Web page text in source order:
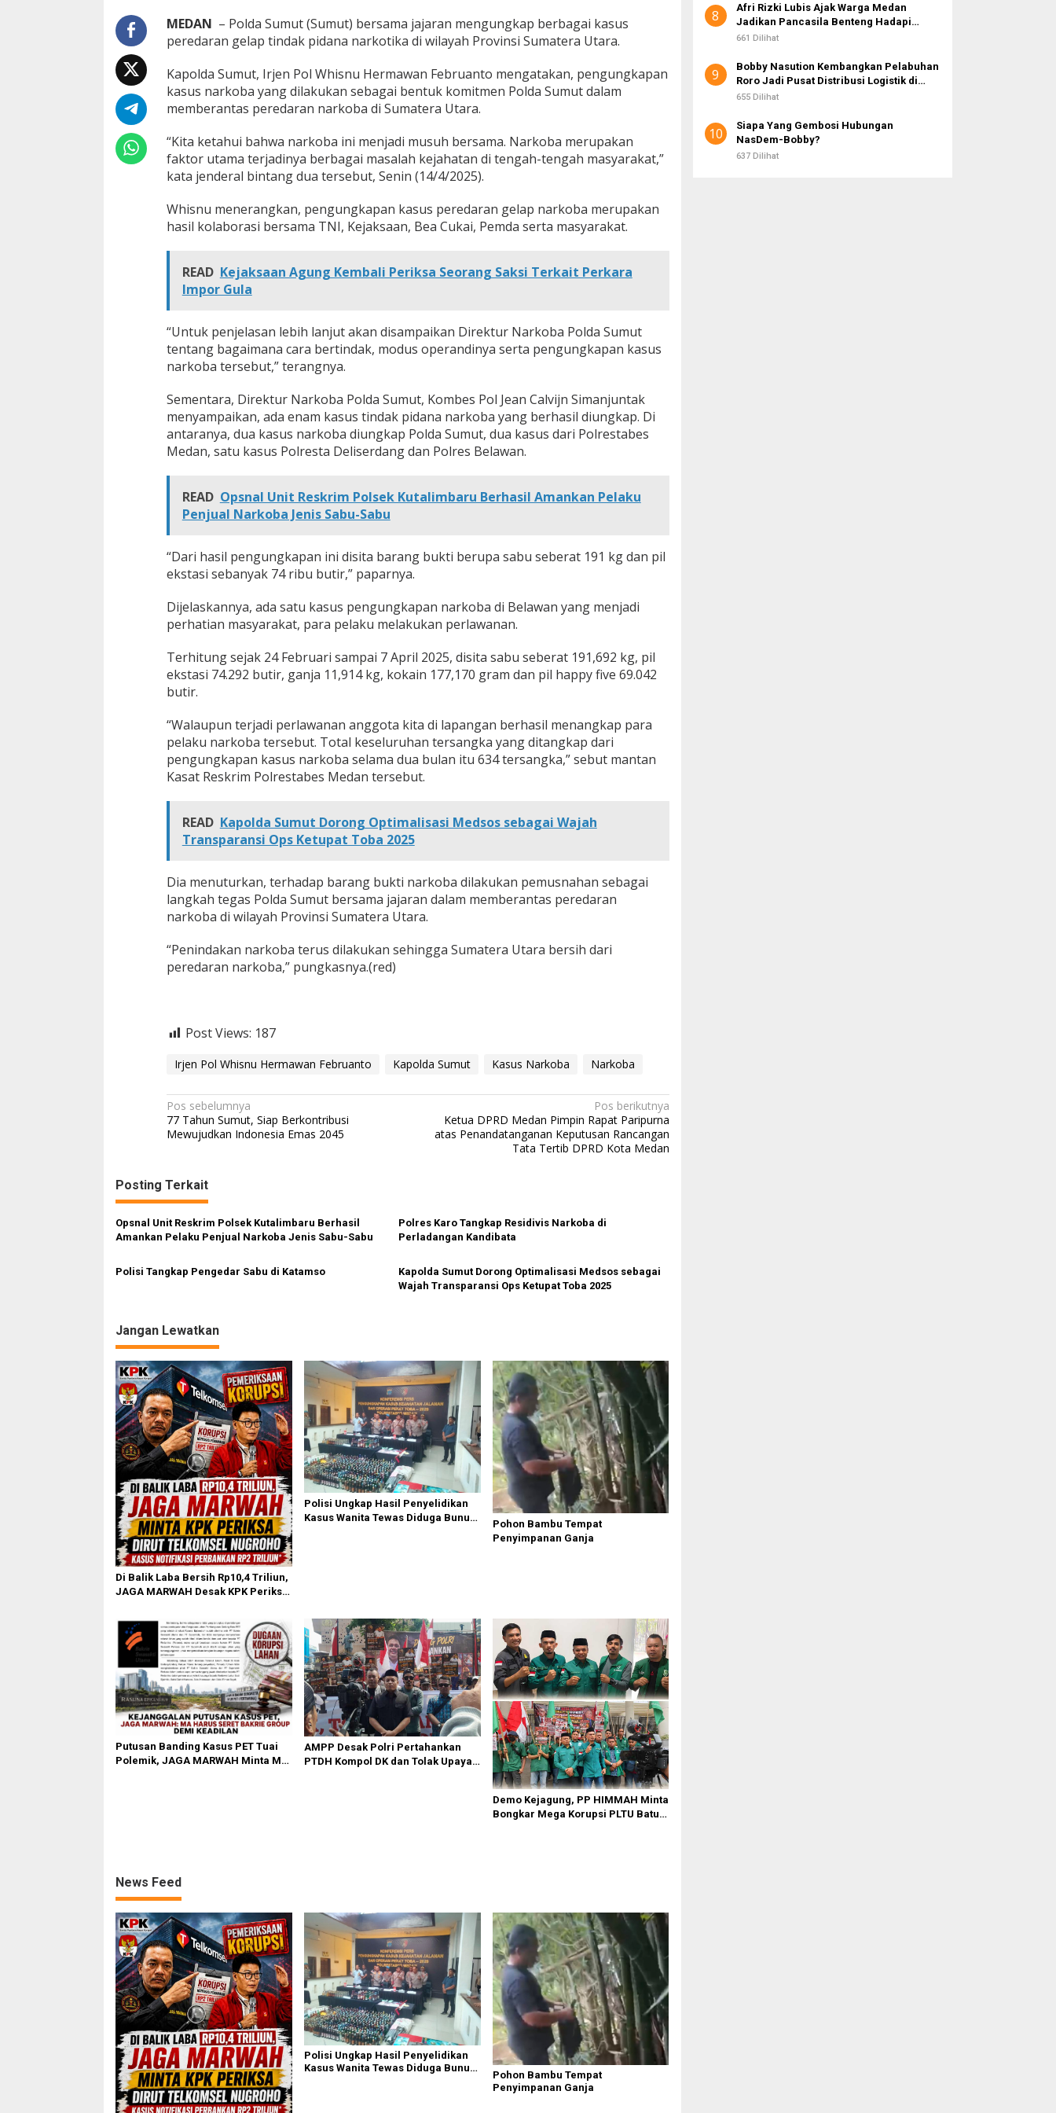
s
g
k
a
a
r
k
o
a
MEDAN – Polda Sumut (Sumut) bersama jajaran mengungkap berbagai kasus
peredaran gelap tindak pidana narkotika di wilayah Provinsi Sumatera Utara.
Kapolda Sumut, Irjen Pol Whisnu Hermawan Februanto mengatakan, pengungkapan
kasus narkoba yang dilakukan sebagai bentuk komitmen Polda Sumut dalam
memberantas peredaran narkoba di Sumatera Utara.
“Kita ketahui bahwa narkoba ini menjadi musuh bersama. Narkoba merupakan
faktor utama terjadinya berbagai masalah kejahatan di tengah-tengah masyarakat,”
kata jenderal bintang dua tersebut, Senin (14/4/2025).
Whisnu menerangkan, pengungkapan kasus peredaran gelap narkoba merupakan
hasil kolaborasi bersama TNI, Kejaksaan, Bea Cukai, Pemda serta masyarakat.
READ Kejaksaan Agung Kembali Periksa Seorang Saksi Terkait Perkara
Impor Gula
“Untuk penjelasan lebih lanjut akan disampaikan Direktur Narkoba Polda Sumut
tentang bagaimana cara bertindak, modus operandinya serta pengungkapan kasus
narkoba tersebut,” terangnya.
Sementara, Direktur Narkoba Polda Sumut, Kombes Pol Jean Calvijn Simanjuntak
menyampaikan, ada enam kasus tindak pidana narkoba yang berhasil diungkap. Di
antaranya, dua kasus narkoba diungkap Polda Sumut, dua kasus dari Polrestabes
Medan, satu kasus Polresta Deliserdang dan Polres Belawan.
READ Opsnal Unit Reskrim Polsek Kutalimbaru Berhasil Amankan Pelaku
Penjual Narkoba Jenis Sabu-Sabu
“Dari hasil pengungkapan ini disita barang bukti berupa sabu seberat 191 kg dan pil
ekstasi sebanyak 74 ribu butir,” paparnya.
Dijelaskannya, ada satu kasus pengungkapan narkoba di Belawan yang menjadi
perhatian masyarakat, para pelaku melakukan perlawanan.
Terhitung sejak 24 Februari sampai 7 April 2025, disita sabu seberat 191,692 kg, pil
ekstasi 74.292 butir, ganja 11,914 kg, kokain 177,170 gram dan pil happy five 69.042
butir.
“Walaupun terjadi perlawanan anggota kita di lapangan berhasil menangkap para
pelaku narkoba tersebut. Total keseluruhan tersangka yang ditangkap dari
pengungkapan kasus narkoba selama dua bulan itu 634 tersangka,” sebut mantan
Kasat Reskrim Polrestabes Medan tersebut.
READ Kapolda Sumut Dorong Optimalisasi Medsos sebagai Wajah
Transparansi Ops Ketupat Toba 2025
Dia menuturkan, terhadap barang bukti narkoba dilakukan pemusnahan sebagai
langkah tegas Polda Sumut bersama jajaran dalam memberantas peredaran
narkoba di wilayah Provinsi Sumatera Utara.
“Penindakan narkoba terus dilakukan sehingga Sumatera Utara bersih dari
peredaran narkoba,” pungkasnya.(red)
Post Views: 187
Irjen Pol Whisnu Hermawan Februanto Kapolda Sumut Kasus Narkoba Narkoba
N
a
i
g
a
s
i
s
Pos sebelumnya
77 Tahun Sumut, Siap Berkontribusi
Mewujudkan Indonesia Emas 2045
Pos berikutnya
Ketua DPRD Medan Pimpin Rapat Paripurna
atas Penandatanganan Keputusan Rancangan
Tata Tertib DPRD Kota Medan
Posting Terkait
Opsnal Unit Reskrim Polsek Kutalimbaru Berhasil
Amankan Pelaku Penjual Narkoba Jenis Sabu-Sabu
Polres Karo Tangkap Residivis Narkoba di
Perladangan Kandibata
Polisi Tangkap Pengedar Sabu di Katamso
Kapolda Sumut Dorong Optimalisasi Medsos sebagai
Wajah Transparansi Ops Ketupat Toba 2025
Jangan Lewatkan
Di Balik Laba Bersih Rp10,4 Triliun,
JAGA MARWAH Desak KPK Periksa
Dugaan Kasus Notifikasi
Perbankan
Polisi Ungkap Hasil Penyelidikan
Kasus Wanita Tewas Diduga Bunuh
Pohon Bambu Tempat
Penyimpanan Ganja
Putusan Banding Kasus PET Tuai
Polemik, JAGA MARWAH Minta MA
AMPP Desak Polri Pertahankan
PTDH Kompol DK dan Tolak Upaya
Demo Kejagung, PP HIMMAH Minta
Bongkar Mega Korupsi PLTU Batu
News Feed
Polisi Ungkap Hasil Penyelidikan
Kasus Wanita Tewas Diduga Bunuh
Pohon Bambu Tempat
Penyimpanan Ganja
8
Afri Rizki Lubis Ajak Warga Medan
Jadikan Pancasila Benteng Hadapi
Hoaks dan Perpecahan di Era Digital
661 Dilihat
9
Bobby Nasution Kembangkan Pelabuhan
Roro Jadi Pusat Distribusi Logistik di
Kepulauan Nias
655 Dilihat
10
Siapa Yang Gembosi Hubungan
NasDem-Bobby?
637 Dilihat